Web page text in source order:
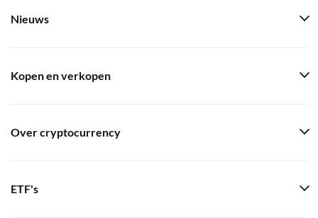
Nieuws
Kopen en verkopen
Over cryptocurrency
ETF's